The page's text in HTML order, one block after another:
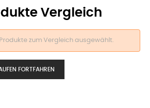
Vergleich
zum Vergleich ausgewählt.
FORTFAHREN